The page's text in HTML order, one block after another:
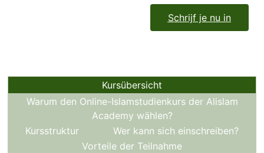
Schrijf je nu in
Kursübersicht
Warum den Online-Islamstudienkurs der Alislam
Academy wählen?
Kursstruktur
Wer kann sich einschreiben?
Vorteile der Teilnahme